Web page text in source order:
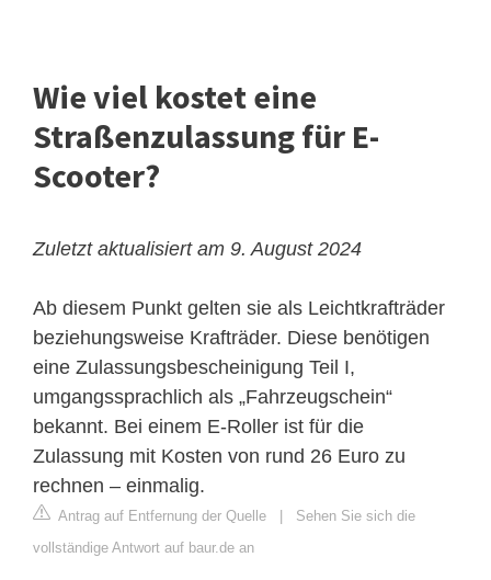
Wie viel kostet eine
Straßenzulassung für E-
Scooter?
Zuletzt aktualisiert am 9. August 2024
Ab diesem Punkt gelten sie als Leichtkrafträder
beziehungsweise Krafträder. Diese benötigen
eine Zulassungsbescheinigung Teil I,
umgangssprachlich als „Fahrzeugschein“
bekannt. Bei einem E-Roller ist für die
Zulassung mit Kosten von rund 26 Euro zu
rechnen – einmalig.
Antrag auf Entfernung der Quelle
Sehen Sie sich die
vollständige Antwort auf baur.de an